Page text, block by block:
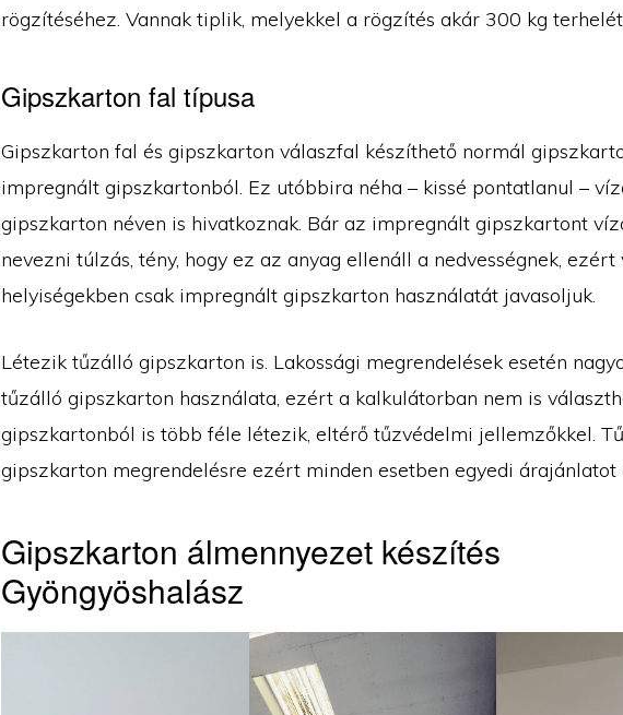
rögzítéséhez. Vannak tiplik, melyekkel a rögzítés akár 300 kg
Gipszkarton fal típusa
Gipszkarton fal és gipszkarton válaszfal készíthető normál
impregnált gipszkartonból. Ez utóbbira néha – kissé pontatlanul –
gipszkarton néven is hivatkoznak. Bár az impregnált gipszkartont
nevezni túlzás, tény, hogy ez az anyag ellenáll a nedvességnek, ezért
helyiségekben csak impregnált gipszkarton használatát javasoljuk.
Létezik tűzálló gipszkarton is. Lakossági megrendelések esetén
tűzálló gipszkarton használata, ezért a kalkulátorban nem is
gipszkartonból is több féle létezik, eltérő tűzvédelmi jellemzőkkel.
gipszkarton megrendelésre ezért minden esetben egyedi árajánlatot
Gipszkarton álmennyezet készítés
Gyöngyöshalász